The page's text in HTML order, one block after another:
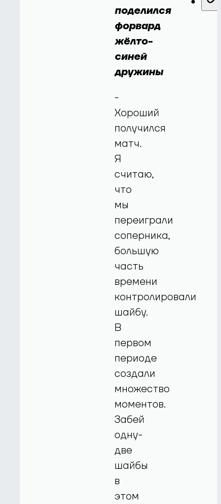
поделился
форвард
жёлто-
синей
дружины
-
Хороший
получился
матч.
Я
считаю,
что
мы
переиграли
соперника,
большую
часть
времени
контролировали
шайбу.
В
первом
периоде
создали
множество
моментов.
Забей
одну-
две
шайбы
в
этом